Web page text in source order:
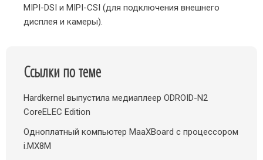
MIPI-DSI и MIPI-CSI (для подключения внешнего
дисплея и камеры).
Ссылки по теме
Hardkernel выпустила медиаплеер ODROID-N2
CoreELEC Edition
Одноплатный компьютер MaaXBoard с процессором
i.MX8M